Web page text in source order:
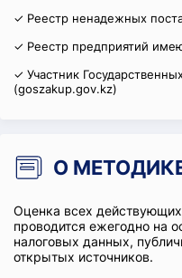
✓ Реестр ненадежных
✓ Реестр предприятий
✓ Участник
(goszakup.gov.kz)
О
Оценка всех
проводится ежегодно на
налоговых данных,
открытых источников.